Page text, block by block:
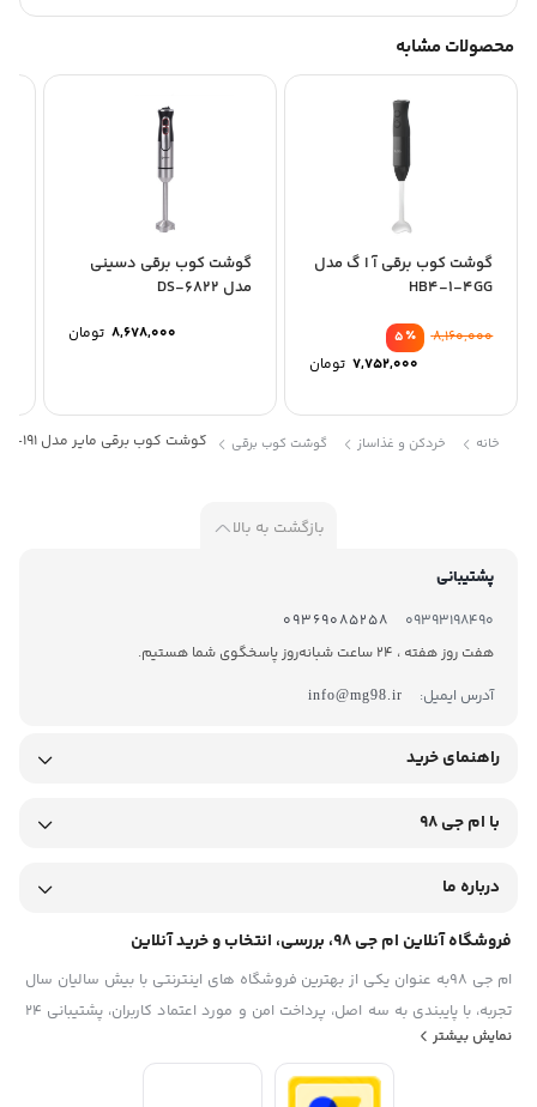
محصولات مشابه
گوشت کوب برقی آ ا گ مدل
HB4-1-4GG
٪5
8,160,000
7,752,000 تومان
گوشت کوب برقی دسینی
مدل DS-6822
8,678,000 تومان
خانه خردکن و غذاساز گوشت کوب برقی گوشت کوب برقی مایر مدل MR-191
بازگشت به بالا
پشتیبانی
09393198490
09369085258
هفت روز هفته ، 24 ساعت شبانه‌روز پاسخگوی شما هستیم.
آدرس ایمیل:
info@mg98.ir
راهنمای خرید
با ام جی 98
درباره ما
فروشگاه آنلاین ام جی 98، بررسی، انتخاب و خرید آنلاین
ام جی 98به عنوان یکی از بهترین فروشگاه های اینترنتی با بیش سالیان سال
تجربه، با پایبندی به سه اصل، پرداخت امن و مورد اعتماد کاربران، پشتیبانی 24
ساعته و تضمین اصل‌بودن کالا موفق شده تا همگام با فروشگاه‌های معتبر
ایران، به یکی از بهترین فروشگاه اینترنتی ایران تبدیل شود. به محض ورود به
نمایش بیشتر